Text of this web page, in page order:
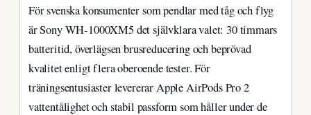
För svenska konsumenter som pendlar med tåg och flyg
är Sony WH-1000XM5 det självklara valet: 30 timmars
batteritid, överlägsen brusreducering och beprövad
kvalitet enligt flera oberoende tester. För
träningsentusiaster levererar Apple AirPods Pro 2
vattentålighet och stabil passform som håller under de